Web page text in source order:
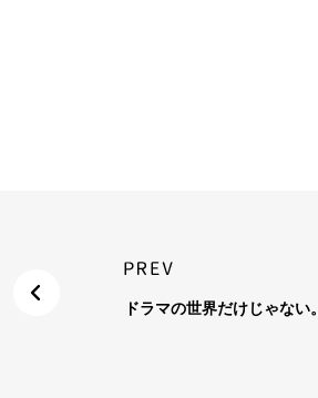
ドラマの世界だけじゃない。